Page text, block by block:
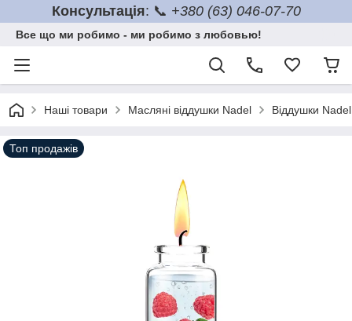
Консультація: 📞 +380 (63) 046-07-70
Все що ми робимо - ми робимо з любовью!
Наші товари Масляні віддушки Nadel Віддушки Nadel
Топ продажів